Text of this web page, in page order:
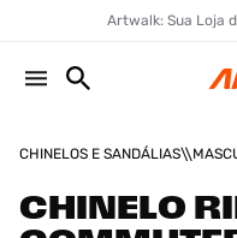
Artwalk: Sua Loja
CHINELOS E SANDÁLIAS
CHINELO